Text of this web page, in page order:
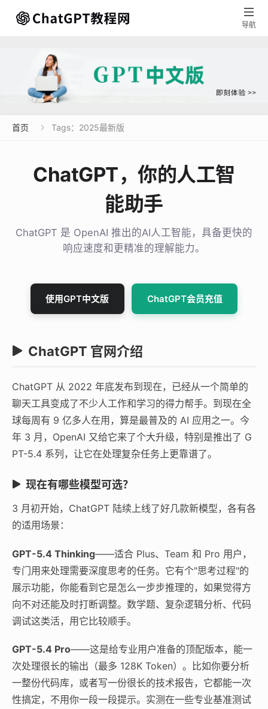

导航
首页  Tags：2025最新版
ChatGPT，你的人工智
能助手
ChatGPT 是 OpenAI 推出的AI人工智能，具备更快的
响应速度和更精准的理解能力。
使用GPT中文版 ChatGPT会员充值
ChatGPT 官网介绍
ChatGPT 从 2022 年底发布到现在，已经从一个简单的
聊天工具变成了不少人工作和学习的得力帮手。到现在全
球每周有 9 亿多人在用，算是最普及的 AI 应用之一。今
年 3 月，OpenAI 又给它来了个大升级，特别是推出了 G
PT-5.4 系列，让它在处理复杂任务上更靠谱了。
现在有哪些模型可选？
3 月初开始，ChatGPT 陆续上线了好几款新模型，各有各
的适用场景：
GPT-5.4 Thinking——适合 Plus、Team 和 Pro 用户，
专门用来处理需要深度思考的任务。它有个"思考过程"的
展示功能，你能看到它是怎么一步步推理的，如果觉得方
向不对还能及时打断调整。数学题、复杂逻辑分析、代码
调试这类活，用它比较顺手。
GPT-5.4 Pro——这是给专业用户准备的顶配版本，能一
次处理很长的输出（最多 128K Token）。比如你要分析
一整份代码库，或者写一份很长的技术报告，它都能一次
性搞定，不用你一段一段提示。实测在一些专业基准测试